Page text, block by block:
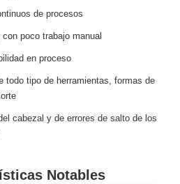
de procesos
poco trabajo manual
en proceso
todo tipo de herramientas, formas de
cabezal y de errores de salto de los
Notables